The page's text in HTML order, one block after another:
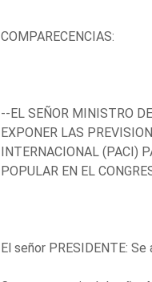
COMPARECENCIAS:
--EL SEÑOR MINISTRO
EXPONER LAS
INTERNACIONAL (PACI)
POPULAR EN EL
El señor PRESIDENTE: Se